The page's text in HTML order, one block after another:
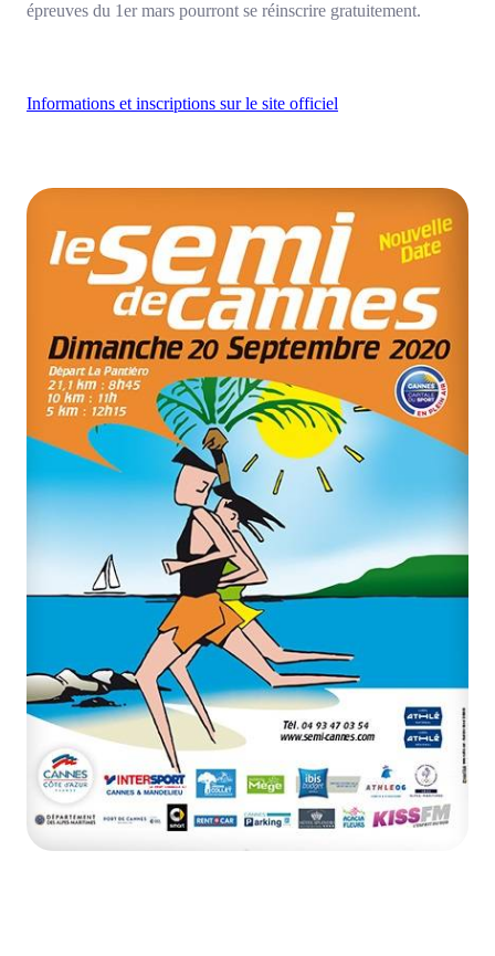
épreuves du 1er mars pourront se réinscrire gratuitement.
Informations et inscriptions sur le site officiel